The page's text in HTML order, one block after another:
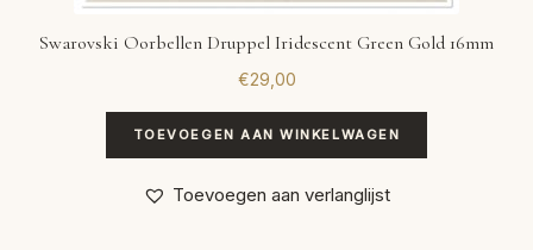
Swarovski Oorbellen Druppel Iridescent Green Gold 16mm
€29,00
TOEVOEGEN AAN WINKELWAGEN
Toevoegen aan verlanglijst